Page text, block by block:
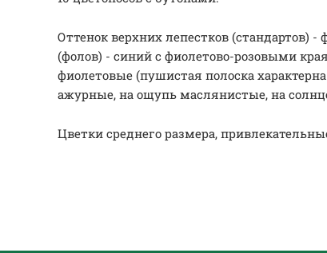
Оттенок верхних лепестков (стандартов)
(фолов) - синий с фиолетово-розовыми
фиолетовые (пушистая полоска
ажурные, на ощупь маслянистые, на
Цветки среднего размера,